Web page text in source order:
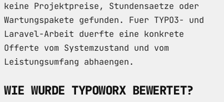
keine Projektpreise, Stundensaetze oder
Wartungspakete gefunden. Fuer TYPO3- und
Laravel-Arbeit duerfte eine konkrete
Offerte vom Systemzustand und vom
Leistungsumfang abhaengen.
WIE WURDE TYPOWORX BEWERTET?